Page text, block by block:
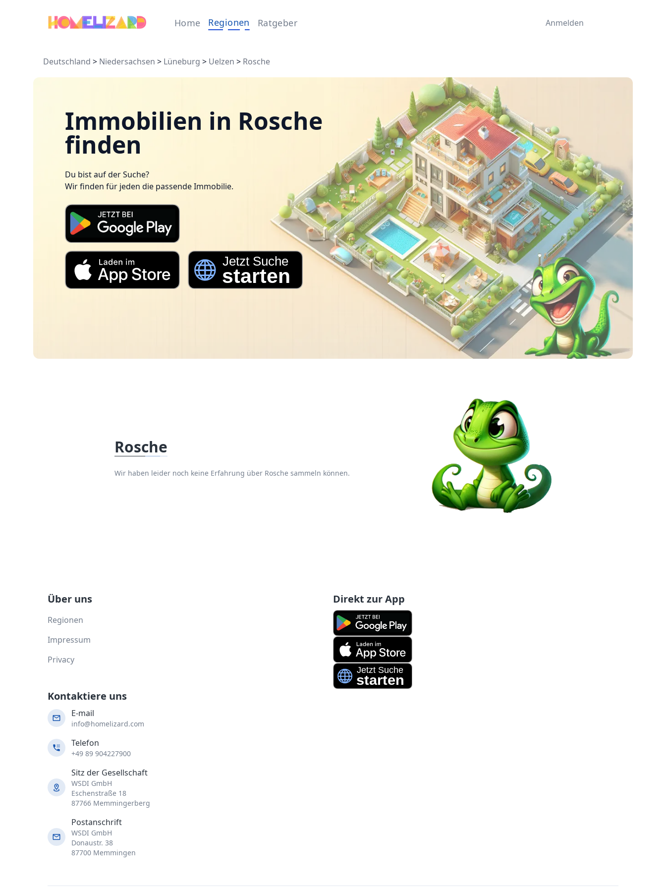
Home Regionen Ratgeber Anmelden
Deutschland > Niedersachsen > Lüneburg > Uelzen > Rosche
Immobilien in Rosche
finden
Du bist auf der Suche?
Wir finden für jeden die passende Immobilie.
Rosche
Wir haben leider noch keine Erfahrung über Rosche sammeln können.
Über uns
Regionen
Impressum
Privacy
Direkt zur App
Kontaktiere uns
E-mail
info@homelizard.com
Telefon
+49 89 904227900
Sitz der Gesellschaft
WSDI GmbH
Eschenstraße 18
87766 Memmingerberg
Postanschrift
WSDI GmbH
Donaustr. 38
87700 Memmingen